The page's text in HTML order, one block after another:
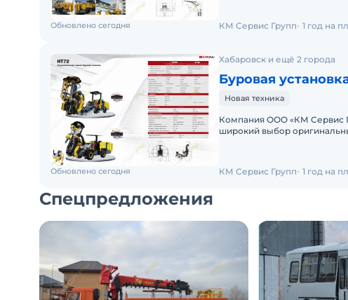
Обновлено сегодня КМ Сервис Групп 1 год на
Хабаровск и ещё 2 города
Буровая
Новая техника
Компания ООО «КМ Сервис
широкий выбор
Обновлено сегодня КМ Сервис Групп 1 год на
Спецпредложения